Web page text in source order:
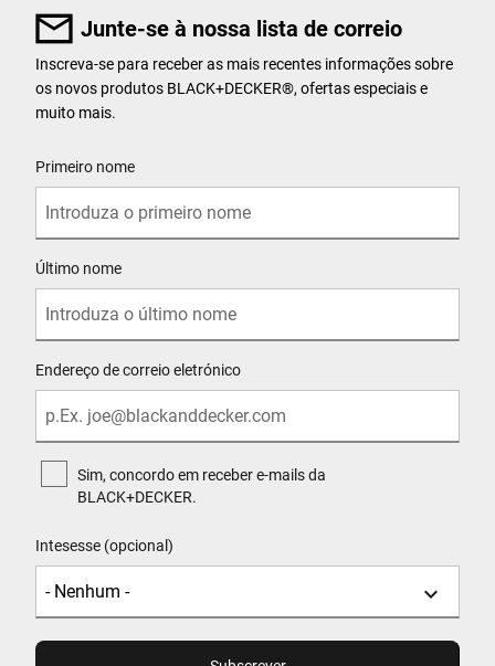
Junte-se à nossa lista de correio
Inscreva-se para receber as mais recentes informações sobre
os novos produtos BLACK+DECKER®, ofertas especiais e
muito mais.
Primeiro nome
Último nome
Endereço de correio eletrónico
Sim, concordo em receber e-mails da
BLACK+DECKER.
Intesesse (opcional)